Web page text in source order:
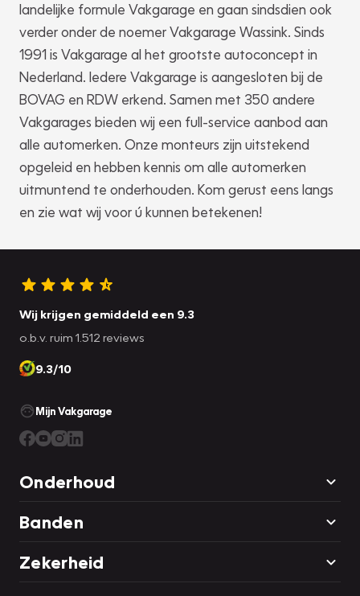
landelijke formule Vakgarage en gaan sindsdien ook
verder onder de noemer Vakgarage Wassink. Sinds
1991 is Vakgarage al het grootste autoconcept in
Nederland. Iedere Vakgarage is aangesloten bij de
BOVAG en RDW erkend. Samen met 350 andere
Vakgarages bieden wij een full-service aanbod aan
alle automerken. Onze monteurs zijn uitstekend
opgeleid en hebben kennis om alle automerken
uitmuntend te onderhouden. Kom gerust eens langs
en zie wat wij voor ú kunnen betekenen!
Wij krijgen gemiddeld een 9.3
o.b.v. ruim 1.512 reviews
9.3/10
Mijn Vakgarage
Onderhoud
Banden
Zekerheid